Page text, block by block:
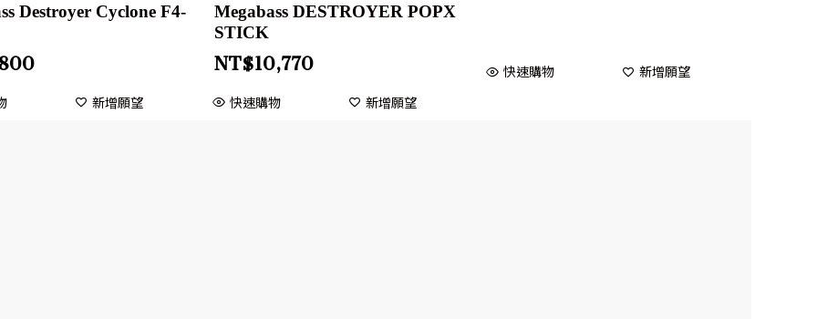
Destroyer Cyclone F4-
新增願望
Megabass DESTROYER POPX
STICK
NT$10,770
快速購物 新增願望
快速購物 新增願望